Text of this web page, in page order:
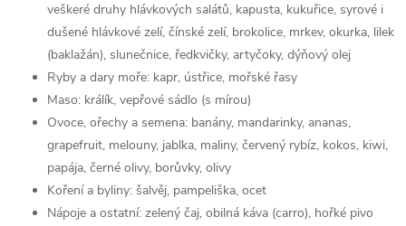
veškeré druhy hlávkových salátů, kapusta, kukuřice, syrové i
dušené hlávkové zelí, čínské zelí, brokolice, mrkev, okurka, lilek
(baklažán), slunečnice, ředkvičky, artyčoky, dýňový olej
Ryby a dary moře: kapr, ústřice, mořské řasy
Maso: králík, vepřové sádlo (s mírou)
Ovoce, ořechy a semena: banány, mandarinky, ananas,
grapefruit, melouny, jablka, maliny, červený rybíz, kokos, kiwi,
papája, černé olivy, borůvky, olivy
Koření a byliny: šalvěj, pampeliška, ocet
Nápoje a ostatní: zelený čaj, obilná káva (carro), hořké pivo